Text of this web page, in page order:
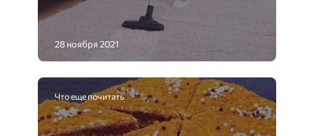
28 ноября 2021
Что еще почитать